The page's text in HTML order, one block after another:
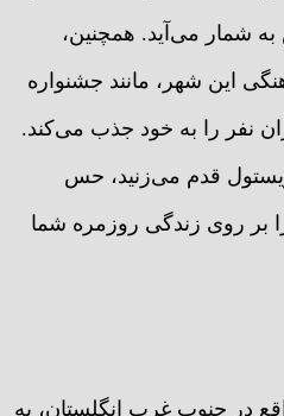
شمار می‌آید. همچنین،
این شهر، مانند جشنواره
نفر را به خود جذب می‌کند.
قدم می‌زنید، حس
بر روی زندگی روزمره شما
در جنوب غرب انگلستان، به